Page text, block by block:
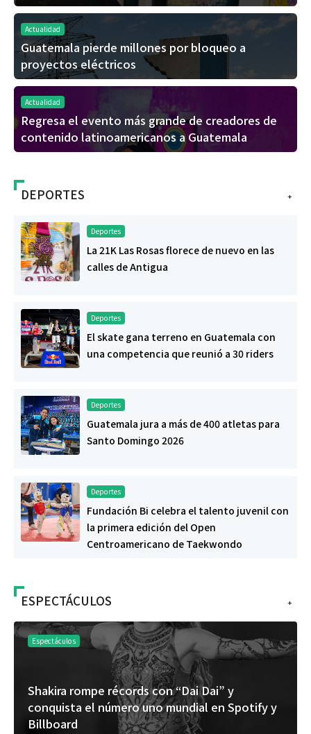
Actualidad
Guatemala pierde millones por bloqueo a
proyectos eléctricos
Actualidad
Regresa el evento más grande de creadores de
contenido latinoamericanos a Guatemala
+
DEPORTES
Deportes
La 21K Las Rosas florece de nuevo en las
calles de Antigua
Deportes
El skate gana terreno en Guatemala con
una competencia que reunió a 30 riders
Deportes
Guatemala jura a más de 400 atletas para
Santo Domingo 2026
Deportes
Fundación Bi celebra el talento juvenil con
la primera edición del Open
Centroamericano de Taekwondo
+
ESPECTÁCULOS
Espectáculos
Shakira rompe récords con “Dai Dai” y
conquista el número uno mundial en Spotify y
Billboard